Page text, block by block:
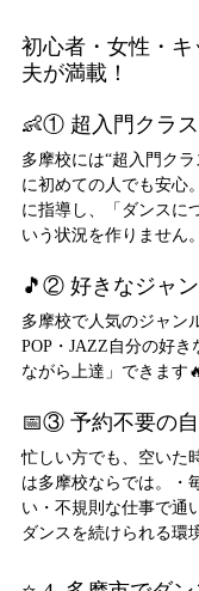
初心者・女性・
夫が満載！
👶① 超入門クラス
多摩校には“超入門ク
に初めての人でも安心
に指導し、「ダンスに
いう状況を作りません。
🎵② 好きなジャ
多摩校で人気のジャン
POP・JAZZ自分の好
ながら上達」できます
📅③ 予約不要の自
忙しい方でも、空いた
は多摩校ならでは。・
い・不規則な仕事で通
ダンスを続けられる環